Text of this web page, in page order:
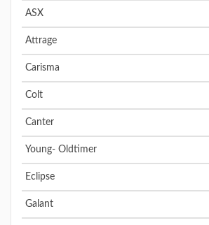
ASX
Attrage
Carisma
Colt
Canter
Young- Oldtimer
Eclipse
Galant